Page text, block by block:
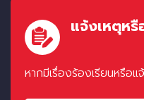
แจ้งเหตุหรื
หากมีเรื่องร้องเรียนหรือ